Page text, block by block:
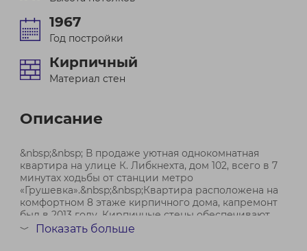
1967
Год постройки
Кирпичный
Материал стен
Описание
&nbsp;&nbsp; В продаже уютная однокомнатная
квартира на улице К. Либкнехта, дом 102, всего в 7
минутах ходьбы от станции метро
«Грушевка».&nbsp;&nbsp;Квартира расположена на
комфортном 8 этаже кирпичного дома, капремонт
был в 2013 году. Кирпичные стены обеспечивают
отличную шумо- и теплоизоляцию.
﹀ Показать больше